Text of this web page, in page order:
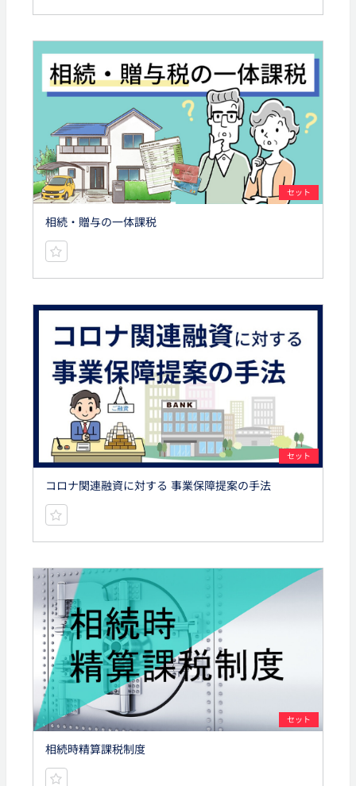
セット
相続・贈与の一体課税
セット
コロナ関連融資に対する 事業保障提案の手法
セット
相続時精算課税制度